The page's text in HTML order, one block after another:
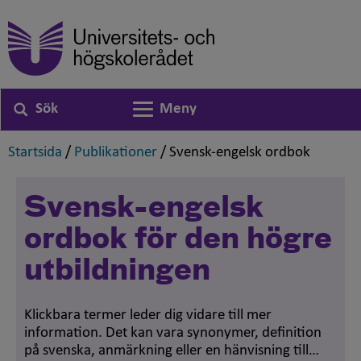
Sök
Växla navigering
Meny
Startsida ,
/ Publikationer ,
/ Svensk-engelsk ordbok
Svensk-engelsk
ordbok för den högre
utbildningen
Klickbara termer leder dig vidare till mer
information. Det kan vara synonymer, definition
på svenska, anmärkning eller en hänvisning till